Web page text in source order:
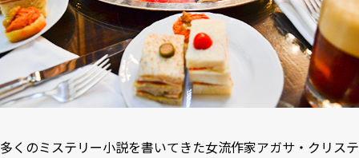
多くのミステリー小説を書いてきた女流作家アガサ・クリステ